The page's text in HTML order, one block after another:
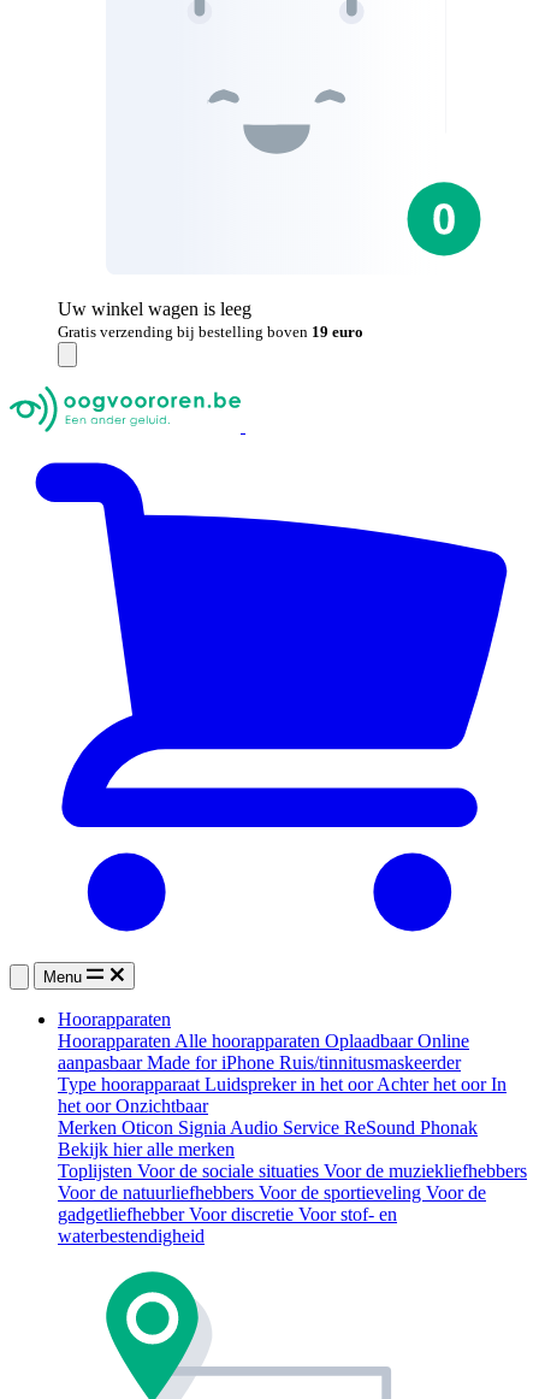
Uw winkel wagen is leeg
Gratis verzending bij bestelling boven 19 euro
Menu
Hoorapparaten
Hoorapparaten Alle hoorapparaten OplaadbaarOnline
aanpasbaarMade for iPhone Ruis/tinnitusmaskeerder
Type hoorapparaat Luidspreker in het oorAchter het oorIn
het oorOnzichtbaar
Merken Oticon Signia Audio Service ReSound Phonak
Bekijk hier alle merken
Toplijsten Voor de sociale situaties Voor de muziekliefhebbers
Voor de natuurliefhebbers Voor de sportieveling Voor de
gadgetliefhebberVoor discretie Voor stof- en
waterbestendigheid